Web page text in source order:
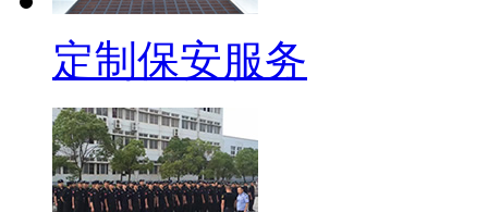
定制保安服务